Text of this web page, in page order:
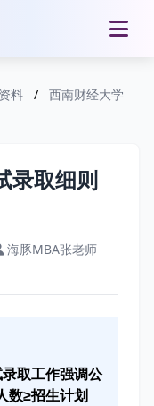
料 /
西南财经大学
录取细则
海豚MBA张老师
取工作强调公
数≥招生计划